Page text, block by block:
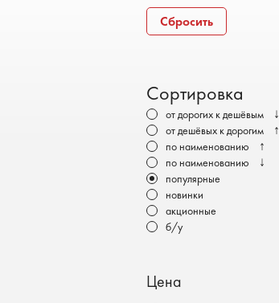
Электромобили
Сбросить
Сортировка
от дорогих к дешёвым ↓
от дешёвых к дорогим ↑
по наименованию ↑
по наименованию ↓
популярные
новинки
акционные
б/у
Цена